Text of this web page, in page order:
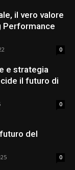
il vero valore
Performance
0
e strategia
il futuro di
0
del
0